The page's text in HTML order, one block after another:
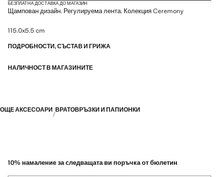
БЕЗПЛАТНА ДОСТАВКА ДО МАГАЗИН
Щампован дизайн. Регулируема лента. Колекция Ceremony
115.0x5.5 cm
ПОДРОБНОСТИ, СЪСТАВ И ГРИЖА
НАЛИЧНОСТ В МАГАЗИНИТЕ
ОЩЕ АКСЕСОАРИ ВРАТОВРЪЗКИ И ПАПИОНКИ
10% намаление за следващата ви поръчка от бюлетин